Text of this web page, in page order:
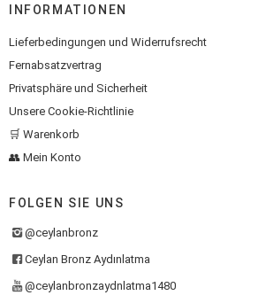
INFORMATIONEN
Lieferbedingungen und Widerrufsrecht
Fernabsatzvertrag
Privatsphäre und Sicherheit
Unsere Cookie-Richtlinie
🛒 Warenkorb
👥 Mein Konto
FOLGEN SIE UNS
@ceylanbronz
Ceylan Bronz Aydınlatma
@ceylanbronzaydnlatma1480